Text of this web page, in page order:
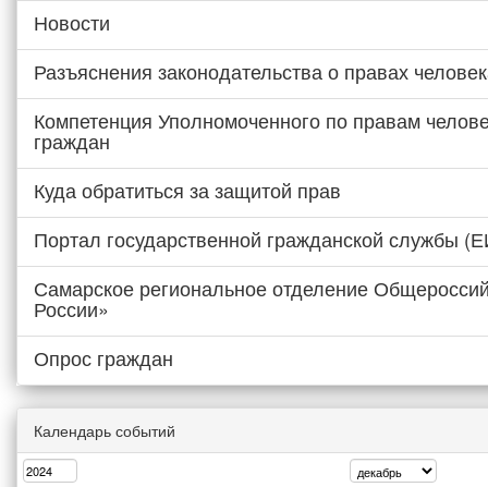
Новости
Разъяснения законодательства о правах
Компетенция Уполномоченного по правам
граждан
Куда обратиться за защитой прав
Портал государственной гражданской службы
Самарское региональное отделение
России»
Опрос граждан
Календарь событий